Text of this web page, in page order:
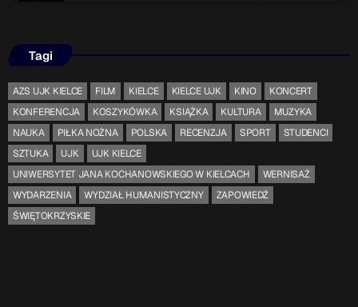
Tagi
AZS UJK KIELCE FILM KIELCE KIELCE UJK KINO
KONCERT
KONFERENCJA
KOSZYKÓWKA KSIĄŻKA KULTURA
MUZYKA
NAUKA
PIŁKA NOŻNA POLSKA RECENZJA SPORT
STUDENCI
SZTUKA
UJK
UJK KIELCE
UNIWERSYTET JANA KOCHANOWSKIEGO W KIELCACH
WERNISAŻ
WYDARZENIA
WYDZIAŁ HUMANISTYCZNY
ZAPOWIEDŹ
ŚWIĘTOKRZYSKIE